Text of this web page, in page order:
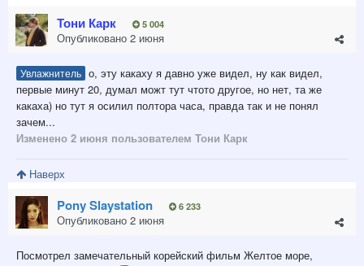
Тони Карк 5 004
Опубликовано 2 июня
Увлажнитель о, эту какаху я давно уже видел, ну как видел,
первые минут 20, думал можт тут чтото другое, но нет, та же
какаха) но тут я осилил полтора часа, правда так и не понял
зачем...
Изменено 2 июня пользователем Тони Карк
Наверх
Pony Slaystation 6 233
Опубликовано 2 июня
Посмотрел замечательный корейский фильм Желтое море,